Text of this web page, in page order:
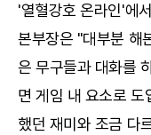
'열혈강호 온라인'에
본부장은 "대부분 해
은 무구들과 대화를
면 게임 내 요소로
했던 재미와 조금 다